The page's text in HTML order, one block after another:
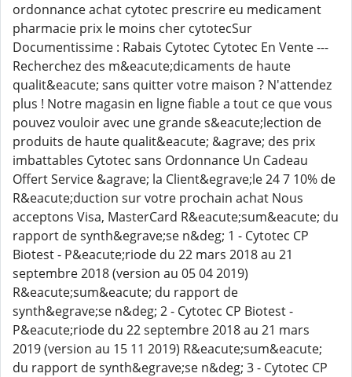
ordonnance achat cytotec prescrire eu medicament
pharmacie prix le moins cher cytotecSur
Documentissime : Rabais Cytotec Cytotec En Vente ---
Recherchez des m&eacute;dicaments de haute
qualit&eacute; sans quitter votre maison ? N'attendez
plus ! Notre magasin en ligne fiable a tout ce que vous
pouvez vouloir avec une grande s&eacute;lection de
produits de haute qualit&eacute; &agrave; des prix
imbattables Cytotec sans Ordonnance Un Cadeau
Offert Service &agrave; la Client&egrave;le 24 7 10% de
R&eacute;duction sur votre prochain achat Nous
acceptons Visa, MasterCard R&eacute;sum&eacute; du
rapport de synth&egrave;se n&deg; 1 - Cytotec CP
Biotest - P&eacute;riode du 22 mars 2018 au 21
septembre 2018 (version au 05 04 2019)
R&eacute;sum&eacute; du rapport de
synth&egrave;se n&deg; 2 - Cytotec CP Biotest -
P&eacute;riode du 22 septembre 2018 au 21 mars
2019 (version au 15 11 2019) R&eacute;sum&eacute;
du rapport de synth&egrave;se n&deg; 3 - Cytotec CP